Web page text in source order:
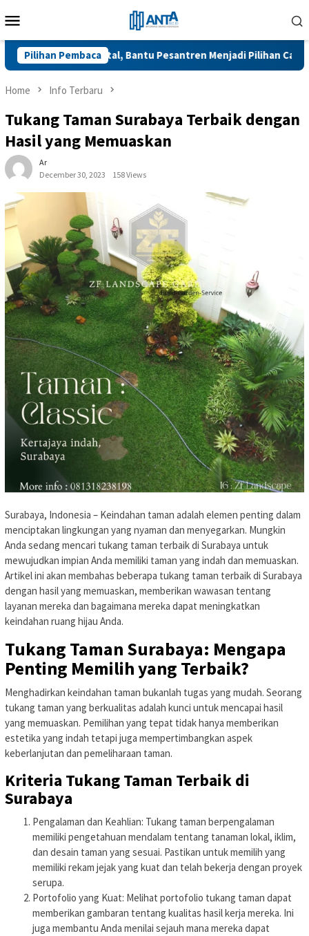
to
contentMenu
Pilihan Pembaca
Digital, Bantu Pesantren Menjadi Pilihan Calon Santri Saat
Home Info Terbaru
Tukang Taman Surabaya Terbaik dengan
Hasil yang Memuaskan
Ar
December 30, 2023
158 Views
Surabaya, Indonesia – Keindahan taman adalah elemen penting dalam
menciptakan lingkungan yang nyaman dan menyegarkan. Mungkin
Anda sedang mencari tukang taman terbaik di Surabaya untuk
mewujudkan impian Anda memiliki taman yang indah dan memuaskan.
Artikel ini akan membahas beberapa tukang taman terbaik di Surabaya
dengan hasil yang memuaskan, memberikan wawasan tentang
layanan mereka dan bagaimana mereka dapat meningkatkan
keindahan ruang hijau Anda.
Tukang Taman Surabaya: Mengapa
Penting Memilih yang Terbaik?
Menghadirkan keindahan taman bukanlah tugas yang mudah. Seorang
tukang taman yang berkualitas adalah kunci untuk mencapai hasil
yang memuaskan. Pemilihan yang tepat tidak hanya memberikan
estetika yang indah tetapi juga mempertimbangkan aspek
keberlanjutan dan pemeliharaan taman.
Kriteria Tukang Taman Terbaik di
Surabaya
Pengalaman dan Keahlian: Tukang taman berpengalaman
memiliki pengetahuan mendalam tentang tanaman lokal, iklim,
dan desain taman yang sesuai. Pastikan untuk memilih yang
memiliki rekam jejak yang kuat dan telah bekerja dengan proyek
serupa.
Portofolio yang Kuat: Melihat portofolio tukang taman dapat
memberikan gambaran tentang kualitas hasil kerja mereka. Ini
juga membantu Anda menilai sejauh mana mereka dapat